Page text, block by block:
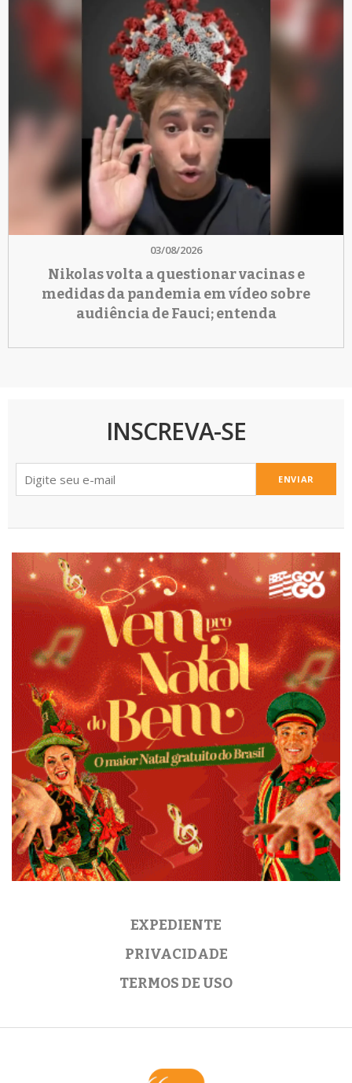
03/08/2026
Nikolas volta a questionar vacinas e
medidas da pandemia em vídeo sobre
audiência de Fauci; entenda
INSCREVA-SE
ENVIAR
EXPEDIENTE
PRIVACIDADE
TERMOS DE USO